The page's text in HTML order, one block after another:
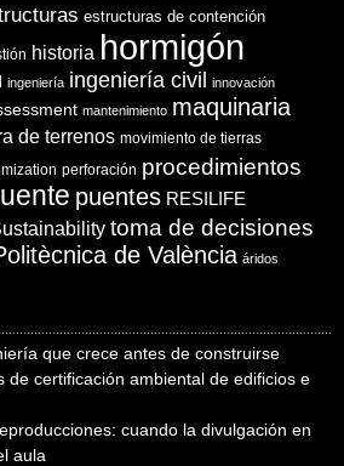
estructuras de contención
historia hormigón
ingeniería ingeniería civil innovación
mantenimiento maquinaria
de terrenos movimiento de tierras
perforación procedimientos
puentes RESILIFE
toma de decisiones
de València áridos
que crece antes de construirse
de certificación ambiental de edificios e
cuando la divulgación en
aula